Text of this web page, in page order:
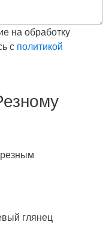
на обработку
с политикой
глянец